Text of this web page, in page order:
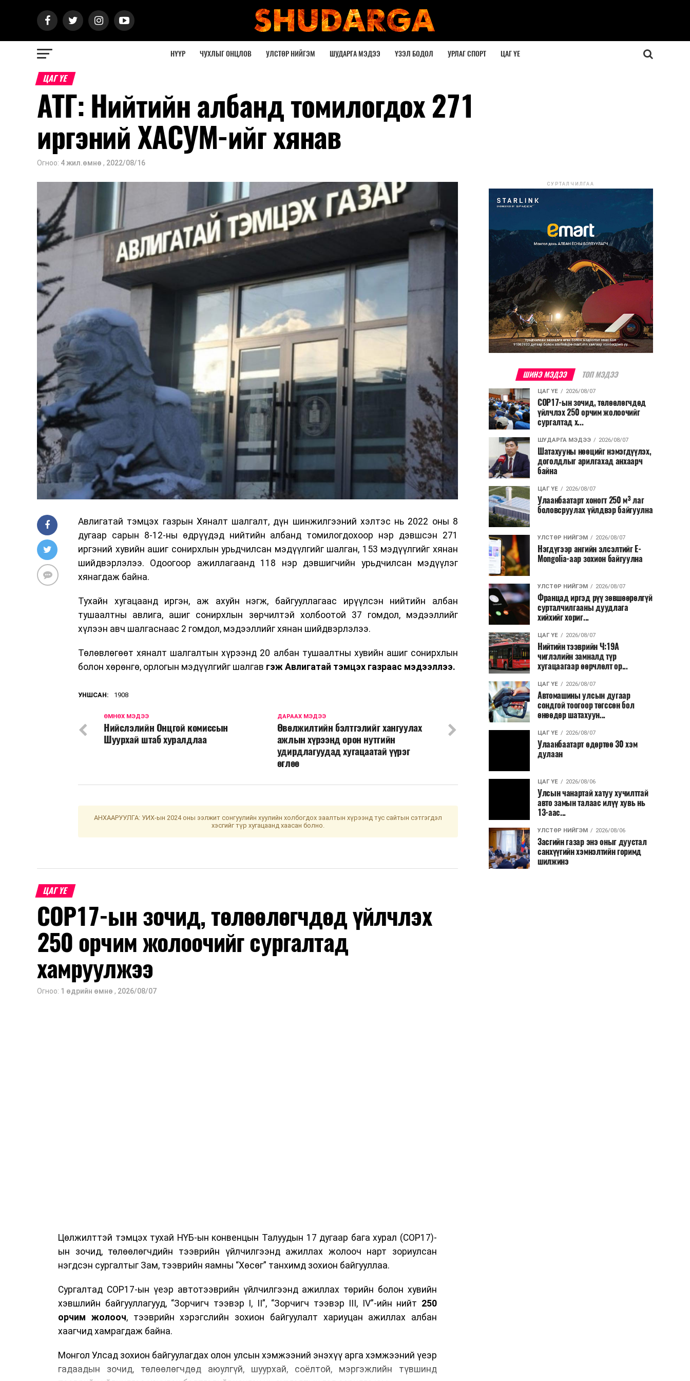
НҮҮР ЧУХЛЫГ ОНЦЛОВ УЛСТӨР НИЙГЭМ ШУДАРГА МЭДЭЭ ҮЗЭЛ БОДОЛ УРЛАГ СПОРТ ЦАГ ҮЕ
ЦАГ ҮЕ
АТГ: Нийтийн албанд томилогдох 271
иргэний ХАСУМ-ийг хянав
Огноо: 4 жил.өмнө , 2022/08/16
Авлигатай тэмцэх газрын Хяналт шалгалт, дүн шинжилгээний хэлтэс нь 2022 оны 8
дугаар сарын 8-12-ны өдрүүдэд нийтийн албанд томилогдохоор нэр дэвшсэн 271
иргэний хувийн ашиг сонирхлын урьдчилсан мэдүүлгийг шалган, 153 мэдүүлгийг хянан
шийдвэрлэлээ. Одоогоор ажиллагаанд 118 нэр дэвшигчийн урьдчилсан мэдүүлэг
хянагдаж байна.
Тухайн хугацаанд иргэн, аж ахуйн нэгж, байгууллагаас ирүүлсэн нийтийн албан
тушаалтны авлига, ашиг сонирхлын зөрчилтэй холбоотой 37 гомдол, мэдээллийг
хүлээн авч шалгаснаас 2 гомдол, мэдээллийг хянан шийдвэрлэлээ.
Төлөвлөгөөт хяналт шалгалтын хүрээнд 20 албан тушаалтны хувийн ашиг сонирхлын
болон хөрөнгө, орлогын мэдүүлгийг шалгав гэж Авлигатай тэмцэх газраас мэдээллээ.
УНШСАН: 1908
ДАРААХ МЭДЭЭ
Өвөлжилтийн бэлтгэлийг хангуулах
ажлын хүрээнд орон нутгийн
удирдлагуудад хугацаатай үүрэг
өглөө
ӨМНӨХ МЭДЭЭ
Нийслэлийн Онцгой комиссын
Шуурхай штаб хуралдлаа
АНХААРУУЛГА: УИХ-ын 2024 оны ээлжит сонгуулийн хуулийн холбогдох заалтын хүрээнд тус сайтын сэтгэгдэл
хэсгийг түр хугацаанд хаасан болно.
ЦАГ ҮЕ
COP17-ын зочид, төлөөлөгчдөд үйлчлэх
250 орчим жолоочийг сургалтад
хамруулжээ
Огноо: 1 өдрийн өмнө , 2026/08/07
Цөлжилттэй тэмцэх тухай НҮБ-ын конвенцын Талуудын 17 дугаар бага хурал (COP17)-
ын зочид, төлөөлөгчдийн тээврийн үйлчилгээнд ажиллах жолооч нарт зориулсан
нэгдсэн сургалтыг Зам, тээврийн яамны “Хөсөг” танхимд зохион байгууллаа.
Сургалтад COP17-ын үеэр автотээврийн үйлчилгээнд ажиллах төрийн болон хувийн
хэвшлийн байгууллагууд, “Зорчигч тээвэр I, II”, “Зорчигч тээвэр III, IV”-ийн нийт 250
орчим жолооч, тээврийн хэрэгслийн зохион байгуулалт хариуцан ажиллах албан
хаагчид хамрагдаж байна.
Монгол Улсад зохион байгуулагдах олон улсын хэмжээний энэхүү арга хэмжээний үеэр
гадаадын зочид, төлөөлөгчдөд аюулгүй, шуурхай, соёлтой, мэргэжлийн түвшинд
СУРТАЛЧИЛГАА
ШИНЭ МЭДЭЭ ТОП МЭДЭЭ
ЦАГ ҮЕ 2026/08/07
COP17-ын зочид, төлөөлөгчдөд
үйлчлэх 250 орчим жолоочийг
сургалтад х...
ШУДАРГА МЭДЭЭ 2026/08/07
Шатахууны нөөцийг нэмэгдүүлэх,
доголдлыг арилгахад анхаарч
байна
ЦАГ ҮЕ 2026/08/07
Улаанбаатарт хоногт 250 м³ лаг
боловсруулах үйлдвэр байгуулна
УЛСТӨР НИЙГЭМ 2026/08/07
Нэгдүгээр ангийн элсэлтийг E-
Mongolia-аар зохион байгуулна
УЛСТӨР НИЙГЭМ 2026/08/07
Францад иргэд рүү зөвшөөрөлгүй
сурталчилгааны дуудлага
хийхийг хориг...
ЦАГ ҮЕ 2026/08/07
Нийтийн тээврийн Ч:19А
чиглэлийн замналд түр
хугацаагаар өөрчлөлт ор...
ЦАГ ҮЕ 2026/08/07
Автомашины улсын дугаар
сондгой тоогоор төгссөн бол
өнөөдөр шатахуун...
ЦАГ ҮЕ 2026/08/07
Улаанбаатарт өдөртөө 30 хэм
дулаан
ЦАГ ҮЕ 2026/08/06
Улсын чанартай хатуу хучилттай
авто замын талаас илүү хувь нь
13-аас...
УЛСТӨР НИЙГЭМ 2026/08/06
Засгийн газар энэ оныг дуустал
санхүүгийн хэмнэлтийн горимд
шилжинэ